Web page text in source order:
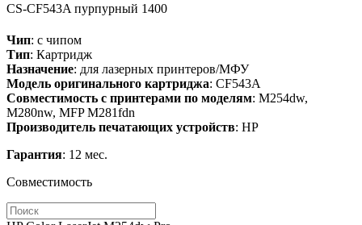
CS-CF543A пурпурный 1400
Чип: с чипом
Тип: Картридж
Назначение: для лазерных принтеров/МФУ
Модель оригинального картриджа: CF543A
Совместимость с принтерами по моделям: M254dw,
M280nw, MFP M281fdn
Производитель печатающих устройств: HP
Гарантия: 12 мес.
Совместимость